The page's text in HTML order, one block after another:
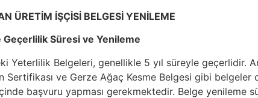
ÜRETİM İŞÇİSİ BELGESİ YENİLEME
Geçerlilik Süresi ve Yenileme
Yeterlilik Belgeleri, genellikle 5 yıl süreyle geçerlidir.
Sertifikası ve Gerze Ağaç Kesme Belgesi gibi
başvuru yapması gerekmektedir. Belge yenileme